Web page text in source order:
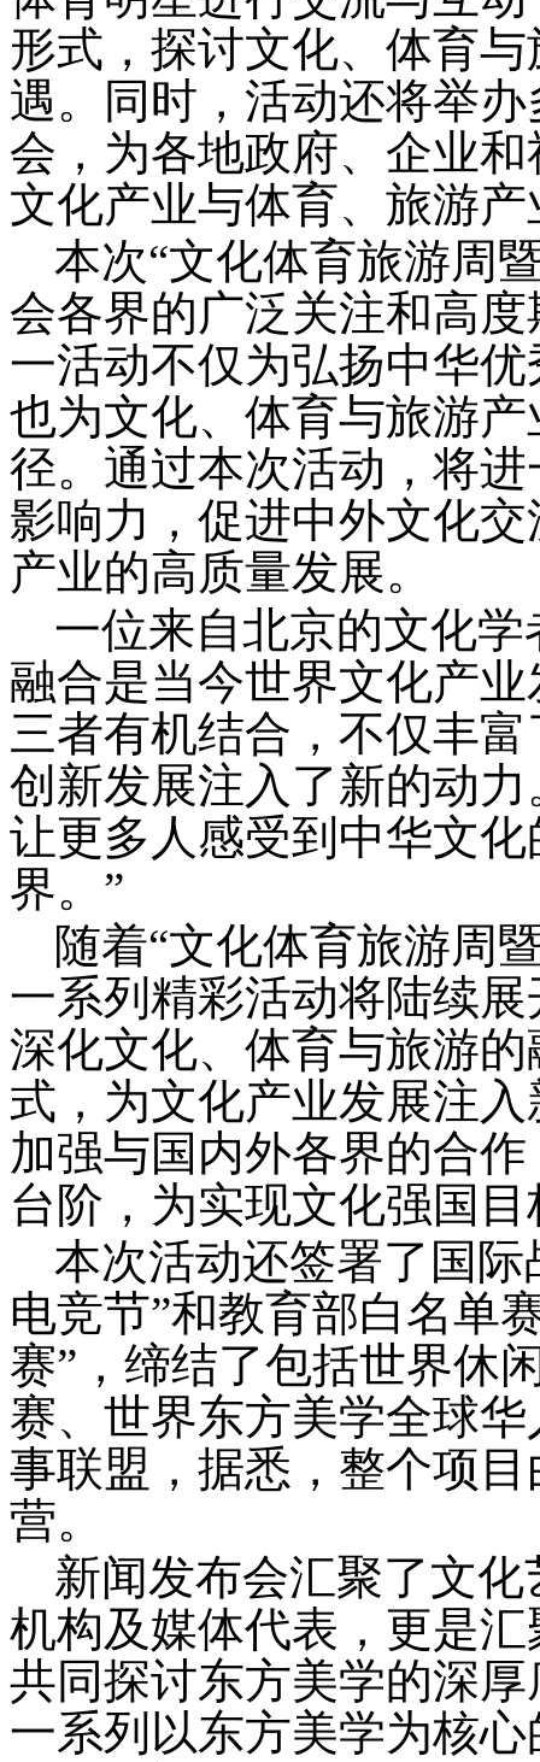
形式，探讨文化、体育
遇。同时，活动还将举
会，为各地政府、企业
文化产业与体育、旅游
本次“文化体育旅游周
会各界的广泛关注和高
一活动不仅为弘扬中华
也为文化、体育与旅游
径。通过本次活动，将
影响力，促进中外文化
产业的高质量发展。
一位来自北京的文化学
融合是当今世界文化产
三者有机结合，不仅丰
创新发展注入了新的动
让更多人感受到中华文
界。”
随着“文化体育旅游周
一系列精彩活动将陆续
深化文化、体育与旅游
式，为文化产业发展注
加强与国内外各界的合
台阶，为实现文化强国
本次活动还签署了国
电竞节”和教育部白名单
赛”，缔结了包括世界休
赛、世界东方美学全球
事联盟，据悉，整个项
营。
新闻发布会汇聚了文
机构及媒体代表，更是
共同探讨东方美学的深
一系列以东方美学为核